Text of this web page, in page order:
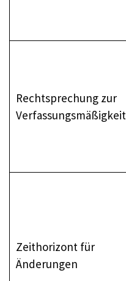
Rechtsprechung zur
Verfassungsmäßigkeit
Zeithorizont für
Änderungen